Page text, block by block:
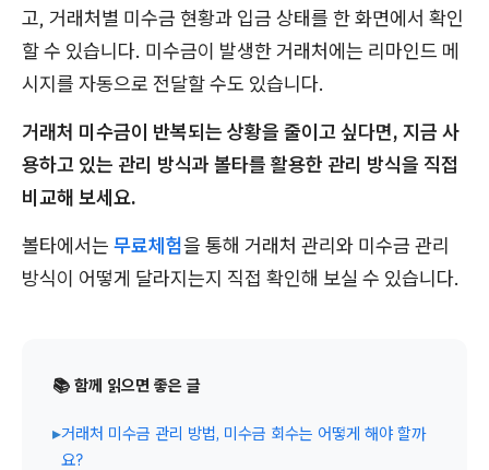
고, 거래처별 미수금 현황과 입금 상태를 한 화면에서 확인
할 수 있습니다. 미수금이 발생한 거래처에는 리마인드 메
시지를 자동으로 전달할 수도 있습니다.
거래처 미수금이 반복되는 상황을 줄이고 싶다면, 지금 사
용하고 있는 관리 방식과 볼타를 활용한 관리 방식을 직접
비교해 보세요.
볼타에서는 무료체험을 통해 거래처 관리와 미수금 관리
방식이 어떻게 달라지는지 직접 확인해 보실 수 있습니다.
📚 함께 읽으면 좋은 글
▸거래처 미수금 관리 방법, 미수금 회수는 어떻게 해야 할까
요?